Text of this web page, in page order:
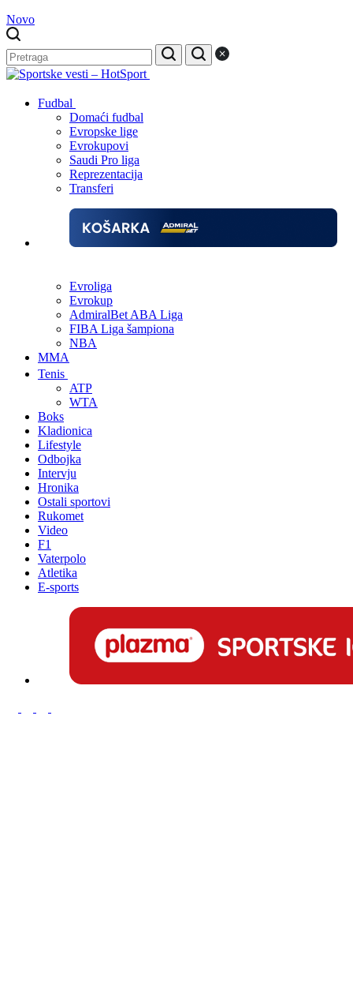
Novo
Fudbal
Domaći fudbal
Evropske lige
Evrokupovi
Saudi Pro liga
Reprezentacija
Transferi
Evroliga
Evrokup
AdmiralBet ABA Liga
FIBA Liga šampiona
NBA
MMA
Tenis
ATP
WTA
Boks
Kladionica
Lifestyle
Odbojka
Intervju
Hronika
Ostali sportovi
Rukomet
Video
F1
Vaterpolo
Atletika
E-sports